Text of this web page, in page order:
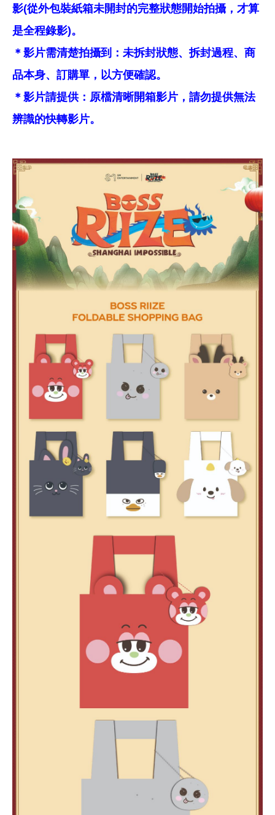
影(從外包裝紙箱未開封的完整狀態開始拍攝，才算
是全程錄影)。
＊影片需清楚拍攝到：未拆封狀態、拆封過程、商
品本身、訂購單，以方便確認。
＊影片請提供：原檔清晰開箱影片，請勿提供無法
辨識的快轉影片。